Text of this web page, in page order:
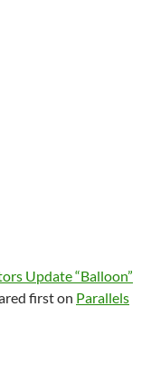
Update “Balloon”
first on Parallels